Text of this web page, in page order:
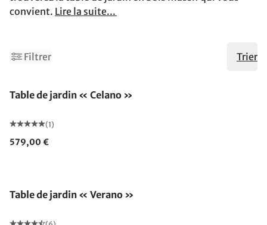
convient. Lire la suite...
Filtrer Trier
Table de jardin « Celano »
(1)
579,00 €
Table de jardin « Verano »